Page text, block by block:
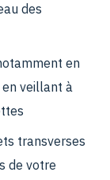
des
en
veillant à
transverses
de votre